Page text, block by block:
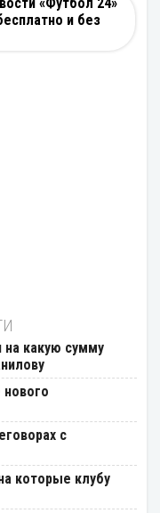
и без
какую сумму
с
которые клубу